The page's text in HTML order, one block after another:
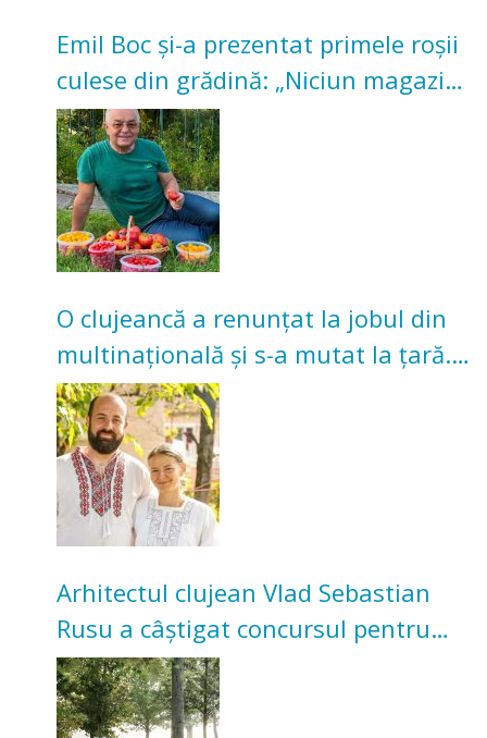
Emil Boc și-a prezentat primele roșii
culese din grădină: „Niciun magazin
nu poate oferi această satisfacție”
O clujeancă a renunțat la jobul din
multinațională și s-a mutat la țară.
Acum cultivă legume în grădina
bunicilor
Arhitectul clujean Vlad Sebastian
Rusu a câștigat concursul pentru
transformarea Grădinii Casei
Universitarilor